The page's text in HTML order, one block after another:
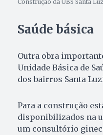
Construção da UBS Santa
Saúde básica
Outra obra
Unidade Básica de
dos bairros Santa
Para a construção
disponibilizados na
um consultório